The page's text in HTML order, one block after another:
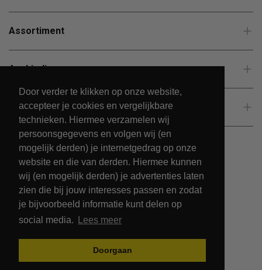
Door verder te klikken op onze website,
accepteer je cookies en vergelijkbare
technieken. Hiermee verzamelen wij
persoonsgegevens en volgen wij (en
mogelijk derden) je internetgedrag op onze
website en die van derden. Hiermee kunnen
wij (en mogelijk derden) je advertenties laten
zien die bij jouw interesses passen en zodat
je bijvoorbeeld informatie kunt delen op
social media.
Lees meer
Doorgaan
Assortiment
Aanbiedingen
Klantenservice
© 2026 - PetsPark.nl.